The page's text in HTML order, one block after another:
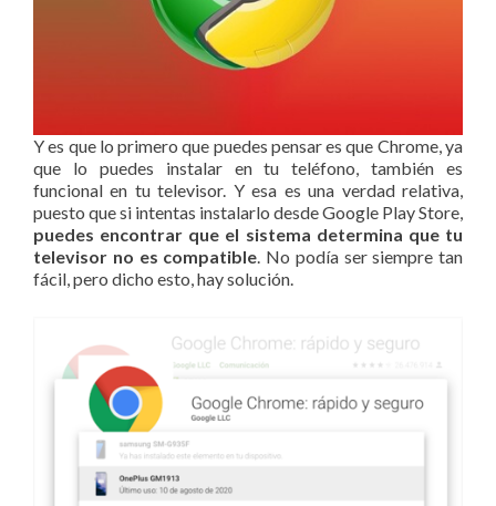
Y es que lo primero que puedes pensar es que Chrome, ya
que lo puedes instalar en tu teléfono, también es
funcional en tu televisor. Y esa es una verdad relativa,
puesto que si intentas instalarlo desde Google Play Store,
puedes encontrar que el sistema determina que tu
televisor no es compatible . No podía ser siempre tan
fácil, pero dicho esto, hay solución.